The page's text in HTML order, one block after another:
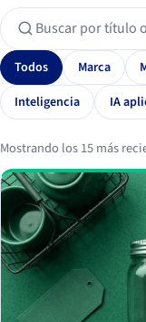
Todos Marca
Inteligencia
IA
Mostrando los 15 más